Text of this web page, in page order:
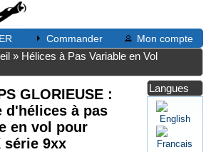
Commander Mon compte
» Hélices à Pas Variable en Vol
GLORIEUSE :
d'hélices à pas
en vol pour
série 9xx
Langues